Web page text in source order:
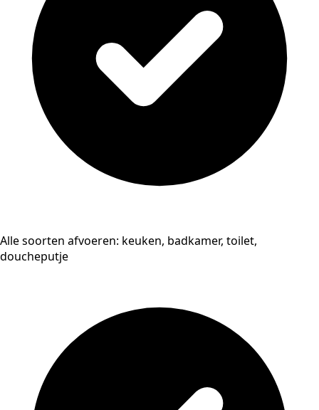
Alle soorten afvoeren: keuken, badkamer, toilet,
doucheputje